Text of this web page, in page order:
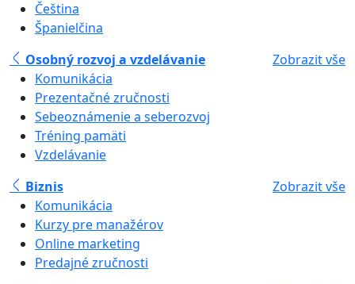
Čeština
Španielčina
Osobný rozvoj a vzdelávanie
Zobrazit vše
Komunikácia
Prezentačné zručnosti
Sebeoznámenie a seberozvoj
Tréning pamäti
Vzdelávanie
Biznis
Zobrazit vše
Komunikácia
Kurzy pre manažérov
Online marketing
Predajné zručnosti